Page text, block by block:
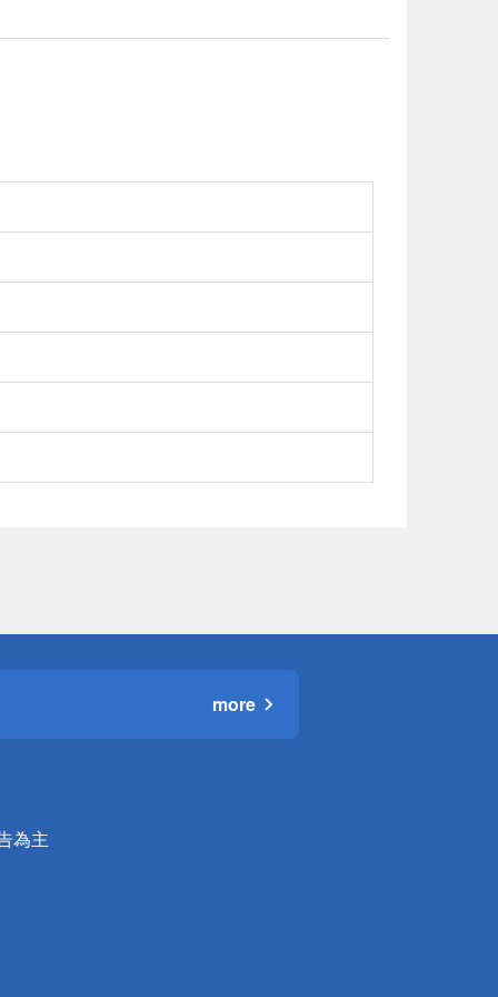
more
為主